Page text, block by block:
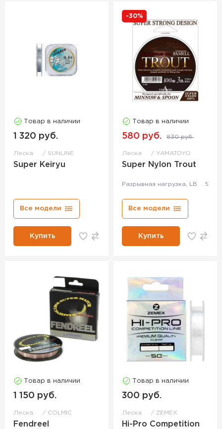
Товар в наличии
1 320 руб.
Леска SUNLINE
Super Keiryu
Все модели
Купить
-30%
Товар в наличии
580 руб. 830 руб.
Леска YAMATOYO
Super Nylon Trout
Разрывная нагрузка, LB 5
Все модели
Купить
Товар в наличии
1 150 руб.
Леска COLMIC
Fendreel
Товар в наличии
300 руб.
Леска ZEMEX
Hi-Pro Competition